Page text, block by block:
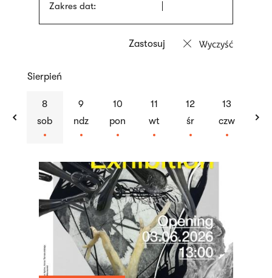
Zakres dat:
Wyczyść
previous
Sierpień
8
sob
9
ndz
10
pon
11
wt
12
śr
13
czw
Lista
artykułów